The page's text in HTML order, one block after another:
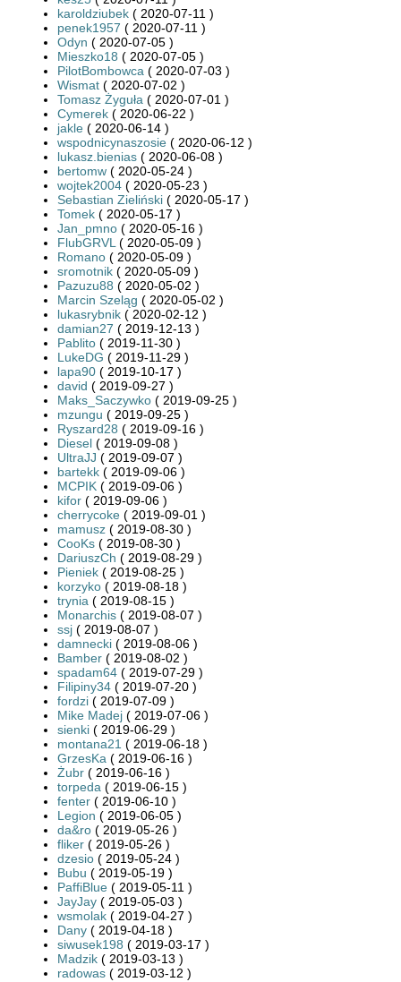
karoldziubek ( 2020-07-11 )
penek1957 ( 2020-07-11 )
Odyn ( 2020-07-05 )
Mieszko18 ( 2020-07-05 )
PilotBombowca ( 2020-07-03 )
Wismat ( 2020-07-02 )
Tomasz Żyguła ( 2020-07-01 )
Cymerek ( 2020-06-22 )
jakle ( 2020-06-14 )
wspodnicynaszosie ( 2020-06-12 )
lukasz.bienias ( 2020-06-08 )
bertomw ( 2020-05-24 )
wojtek2004 ( 2020-05-23 )
Sebastian Zieliński ( 2020-05-17 )
Tomek ( 2020-05-17 )
Jan_pmno ( 2020-05-16 )
FlubGRVL ( 2020-05-09 )
Romano ( 2020-05-09 )
sromotnik ( 2020-05-09 )
Pazuzu88 ( 2020-05-02 )
Marcin Szeląg ( 2020-05-02 )
lukasrybnik ( 2020-02-12 )
damian27 ( 2019-12-13 )
Pablito ( 2019-11-30 )
LukeDG ( 2019-11-29 )
lapa90 ( 2019-10-17 )
david ( 2019-09-27 )
Maks_Saczywko ( 2019-09-25 )
mzungu ( 2019-09-25 )
Ryszard28 ( 2019-09-16 )
Diesel ( 2019-09-08 )
UltraJJ ( 2019-09-07 )
bartekk ( 2019-09-06 )
MCPIK ( 2019-09-06 )
kifor ( 2019-09-06 )
cherrycoke ( 2019-09-01 )
mamusz ( 2019-08-30 )
CooKs ( 2019-08-30 )
DariuszCh ( 2019-08-29 )
Pieniek ( 2019-08-25 )
korzyko ( 2019-08-18 )
trynia ( 2019-08-15 )
Monarchis ( 2019-08-07 )
ssj ( 2019-08-07 )
damnecki ( 2019-08-06 )
Bamber ( 2019-08-02 )
spadam64 ( 2019-07-29 )
Filipiny34 ( 2019-07-20 )
fordzi ( 2019-07-09 )
Mike Madej ( 2019-07-06 )
sienki ( 2019-06-29 )
montana21 ( 2019-06-18 )
GrzesKa ( 2019-06-16 )
Żubr ( 2019-06-16 )
torpeda ( 2019-06-15 )
fenter ( 2019-06-10 )
Legion ( 2019-06-05 )
da&ro ( 2019-05-26 )
fliker ( 2019-05-26 )
dzesio ( 2019-05-24 )
Bubu ( 2019-05-19 )
PaffiBlue ( 2019-05-11 )
JayJay ( 2019-05-03 )
wsmolak ( 2019-04-27 )
Dany ( 2019-04-18 )
siwusek198 ( 2019-03-17 )
Madzik ( 2019-03-13 )
radowas ( 2019-03-12 )